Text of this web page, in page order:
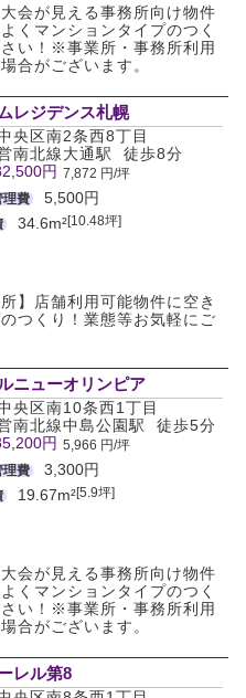
会が見える事務所向け物件
くマンションタイプのつく
い！※事業所・事務所利用
合がございます。
レジデンス札幌
央区南2条西8丁目
南北線大通駅 徒歩8分
円 7,872 円/坪
理費
5,500円
34.6m²[10.48坪]
】店舗利用可能物件に空き
つくり！業態等お気軽にご
ニューオリンピア
央区南10条西1丁目
南北線中島公園駅 徒歩5分
円 5,966 円/坪
理費
3,300円
19.67m²[5.9坪]
会が見える事務所向け物件
くマンションタイプのつく
い！※事業所・事務所利用
合がございます。
レル第8